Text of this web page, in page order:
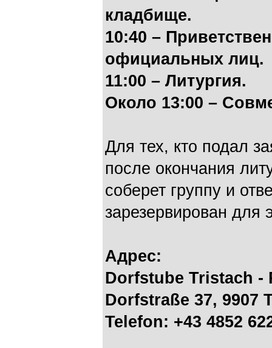
кладбище.
10:40 –
официальных лиц.
11:00 – Литургия.
Около 13:00 –
Для тех, кто подал
после окончания
соберет группу и
зарезервирован для
Адрес:
Dorfstube Tristach -
Dorfstraße 37, 9907
Telefon: +43 4852